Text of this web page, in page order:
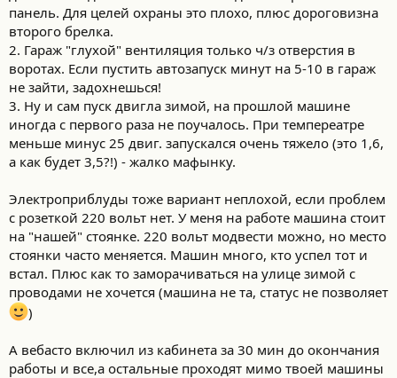
панель. Для целей охраны это плохо, плюс дороговизна
второго брелка.
2. Гараж "глухой" вентиляция только ч/з отверстия в
воротах. Если пустить автозапуск минут на 5-10 в гараж
не зайти, задохнешься!
3. Ну и сам пуск двигла зимой, на прошлой машине
иногда с первого раза не поучалось. При темпереатре
меньше минус 25 двиг. запускался очень тяжело (это 1,6,
а как будет 3,5?!) - жалко мафынку.
Электроприблуды тоже вариант неплохой, если проблем
с розеткой 220 вольт нет. У меня на работе машина стоит
на "нашей" стоянке. 220 вольт модвести можно, но место
стоянки часто меняется. Машин много, кто успел тот и
встал. Плюс как то заморачиваться на улице зимой с
проводами не хочется (машина не та, статус не позволяет
)
А вебасто включил из кабинета за 30 мин до окончания
работы и все,а остальные проходят мимо твоей машины